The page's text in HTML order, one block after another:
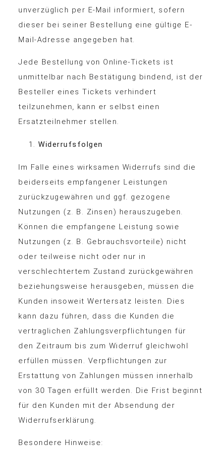
unverzüglich per E-Mail informiert, sofern
dieser bei seiner Bestellung eine gültige E-
Mail-Adresse angegeben hat.
Jede Bestellung von Online-Tickets ist
unmittelbar nach Bestätigung bindend, ist der
Besteller eines Tickets verhindert
teilzunehmen, kann er selbst einen
Ersatzteilnehmer stellen.
Widerrufsfolgen
Im Falle eines wirksamen Widerrufs sind die
beiderseits empfangener Leistungen
zurückzugewähren und ggf. gezogene
Nutzungen (z. B. Zinsen) herauszugeben.
Können die empfangene Leistung sowie
Nutzungen (z. B. Gebrauchsvorteile) nicht
oder teilweise nicht oder nur in
verschlechtertem Zustand zurückgewähren
beziehungsweise herausgeben, müssen die
Kunden insoweit Wertersatz leisten. Dies
kann dazu führen, dass die Kunden die
vertraglichen Zahlungsverpflichtungen für
den Zeitraum bis zum Widerruf gleichwohl
erfüllen müssen. Verpflichtungen zur
Erstattung von Zahlungen müssen innerhalb
von 30 Tagen erfüllt werden. Die Frist beginnt
für den Kunden mit der Absendung der
Widerrufserklärung.
Besondere Hinweise: